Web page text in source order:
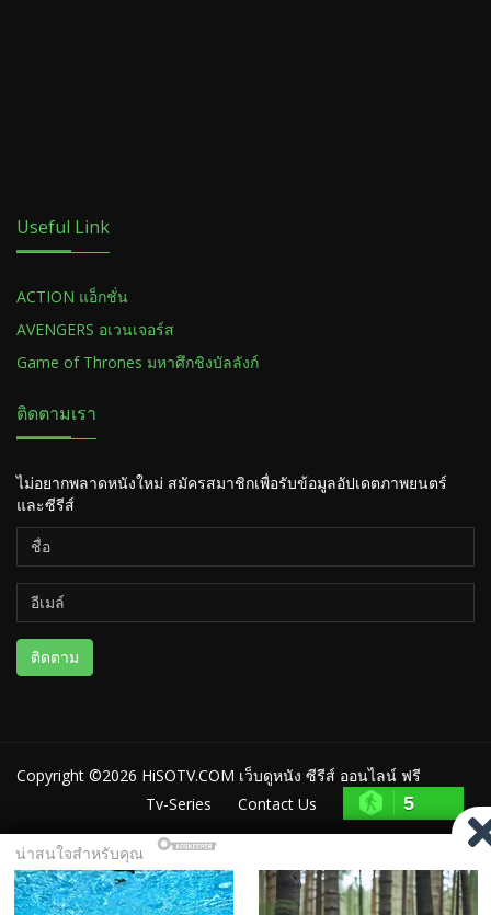
Useful Link
ACTION แอ็กชั่น
AVENGERS อเวนเจอร์ส
Game of Thrones มหาศึกชิงบัลลังก์
ติดตามเรา
ไม่อยากพลาดหนังใหม่ สมัครสมาชิกเพื่อรับข้อมูลอัปเดตภาพยนตร์
และซีรีส์
ติดตาม
Copyright ©2026 HiSOTV.COM เว็บดูหนัง ซีรีส์ ออนไลน์ ฟรี
Tv-Series
Contact Us 5